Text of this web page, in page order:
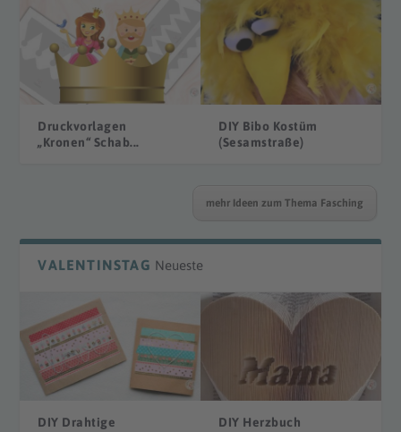
Druckvorlagen
„Kronen“ Schab...
DIY Bibo Kostüm
(Sesamstraße)
mehr Ideen zum Thema Fasching
VALENTINSTAG Neueste
DIY Drahtige
DIY Herzbuch